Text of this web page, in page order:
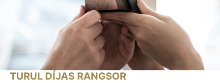
TURUL DÍJAS RANGSOR